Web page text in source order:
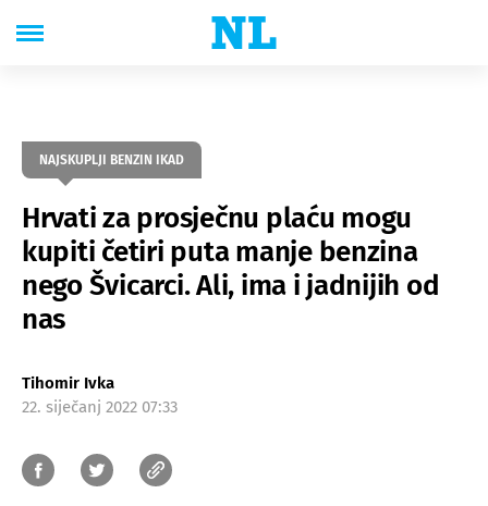
NAJSKUPLJI BENZIN IKAD
Hrvati za prosječnu plaću mogu
kupiti četiri puta manje benzina
nego Švicarci. Ali, ima i jadnijih od
nas
Tihomir Ivka
22. siječanj 2022 07:33